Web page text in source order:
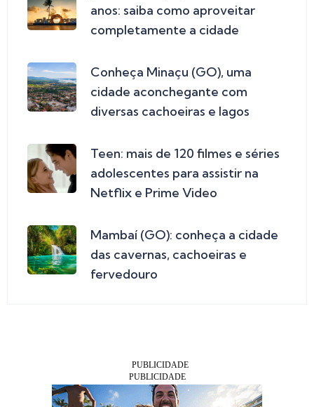
anos: saiba como aproveitar
completamente a cidade
Conheça Minaçu (GO), uma
cidade aconchegante com
diversas cachoeiras e lagos
Teen: mais de 120 filmes e séries
adolescentes para assistir na
Netflix e Prime Video
Mambaí (GO): conheça a cidade
das cavernas, cachoeiras e
fervedouro